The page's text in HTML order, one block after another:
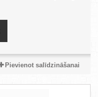
Pievienot salīdzināšanai